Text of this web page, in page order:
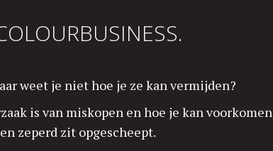
weet je niet hoe je ze kan vermijden?
is van miskopen en hoe je kan voorkomen
zeperd zit opgescheept.